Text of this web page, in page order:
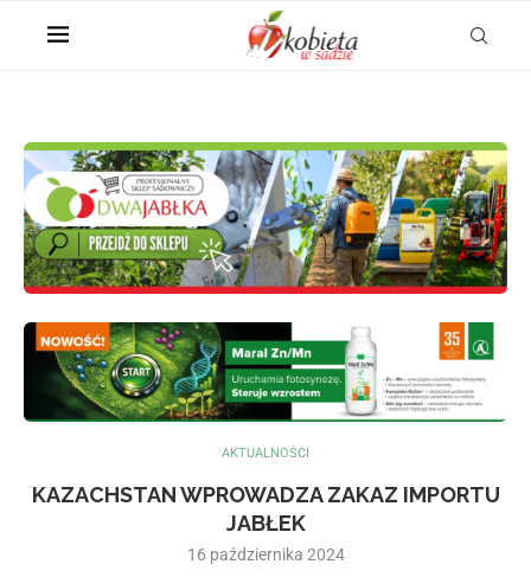
AKTUALNOŚCI
KAZACHSTAN WPROWADZA ZAKAZ IMPORTU
JABŁEK
16 października 2024